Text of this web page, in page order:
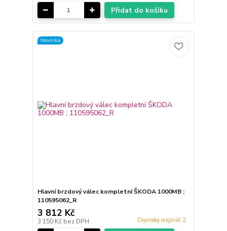
Přidat do košíku
Novinka
Hlavní brzdový válec kompletní ŠKODA 1000MB ;
110595062_R
3 812 Kč
3 150 Kč bez DPH Doprodej originál 2